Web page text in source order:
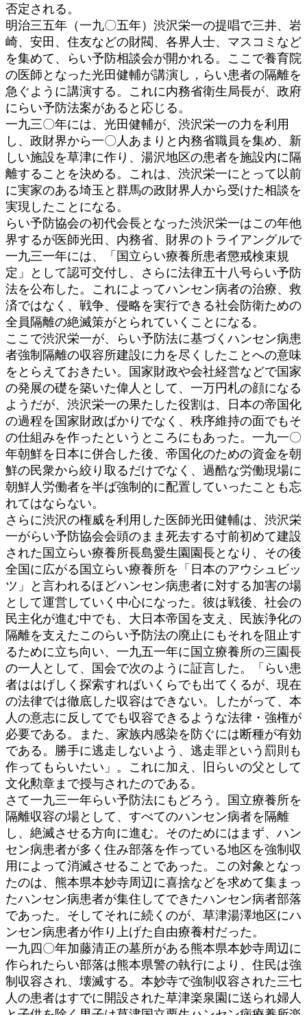
否定される。
明治三五年（一九〇五年）渋沢栄一の提唱で三井、岩
崎、安田、住友などの財閥、各界人士、マスコミなど
を集めて、らい予防相談会が開かれる。ここで養育院
の医師となった光田健輔が講演し，らい患者の隔離を
急ぐように講演する。これに内務省衛生局長が、政府
にらい予防法案があると応じる。
一九三〇年には、光田健輔が、渋沢栄一の力を利用
し、政財界から一〇人あまりと内務省職員を集め、新
しい施設を草津に作り、湯沢地区の患者を施設内に隔
離することを決める。これは、渋沢栄一にとって以前
に実家のある埼玉と群馬の政財界人から受けた相談を
実現したことになる。
らい予防協会の初代会長となった渋沢栄一はこの年他
界するが医師光田、内務省、財界のトライアングルで
一九三一年には、「国立らい療養所患者懲戒検束規
定」として認可交付し、さらに法律五十八号らい予防
法を公布した。これによってハンセン病者の治療、救
済ではなく、戦争、侵略を実行できる社会防衛ための
全員隔離の絶滅策がとられていくことになる。
ここで渋沢栄一が、らい予防法に基づくハンセン病患
者強制隔離の収容所建設に力を尽くしたことへの意味
をとらえておきたい。国家財政や会社経営などで国家
の発展の礎を築いた偉人として、一万円札の顔になる
ようだが、渋沢栄一の果たした役割は、日本の帝国化
の過程を国家財政ばかりでなく、秩序維持の面でもそ
の仕組みを作ったというところにもあった。一九一〇
年朝鮮を日本に併合した後、帝国化のための資金を朝
鮮の民衆から絞り取るだけでなく、過酷な労働現場に
朝鮮人労働者を半ば強制的に配置していったことも忘
れてはならない。
さらに渋沢の権威を利用した医師光田健輔は、渋沢栄
一がらい予防協会会頭のまま死去する寸前初めて建設
された国立らい療養所長島愛生園園長となり、その後
全国に広がる国立らい療養所を「日本のアウシュビッ
ツ」と言われるほどハンセン病患者に対する加害の場
として運営していく中心になった。彼は戦後、社会の
民主化が進む中でも、大日本帝国を支え、民族浄化の
隔離を支えたこのらい予防法の廃止にもそれを阻止す
るために立ち向い、一九五一年に国立療養所の三園長
の一人として、国会で次のように証言した。「らい患
者ははげしく探索すればいくらでも出てくるが、現在
の法律では徹底した収容はできない。したがって、本
人の意志に反してでも収容できるような法律・強権が
必要である。また、家族内感染を防ぐには断種が有効
である。勝手に逃走しないよう、逃走罪という罰則も
作ってもらいたい」。これに加え、旧らいの父として
文化勲章まで授与されたのである。
さて一九三一年らい予防法にもどろう。国立療養所を
隔離収容の場として、すべてのハンセン病者を隔離
し、絶滅させる方向に進む。そのためにはまず、ハン
セン病患者が多く住み部落を作っている地区を強制収
用によって消滅させることであった。この対象となっ
たのは、熊本県本妙寺周辺に喜捨などを求めて集まっ
たハンセン病患者が集住してできたハンセン病者部落
であった。そしてそれに続くのが、草津湯澤地区にハ
ンセン病患者が作り上げた自由療養村だった。
一九四〇年加藤清正の墓所がある熊本県本妙寺周辺に
作られたらい部落は熊本県警の執行により、住民は強
制収容され、壊滅する。本妙寺で強制収容された三七
人の患者はすでに開設された草津楽泉園に送られ婦人